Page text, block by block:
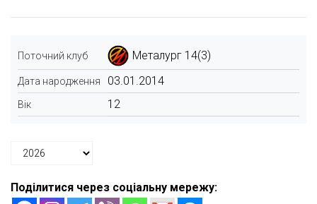
Поточний клуб Металург 14(3)
Дата народження 03.01.2014
Вік 12
Поділитися через соціальну мережу: